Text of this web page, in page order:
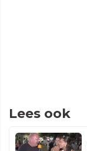
Lees ook